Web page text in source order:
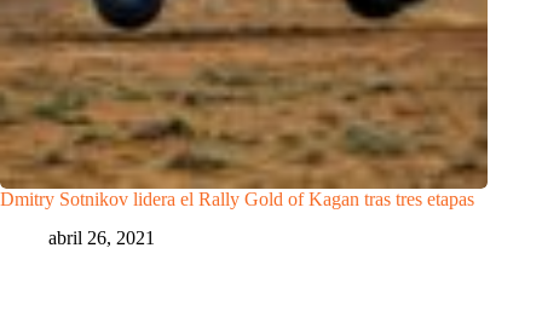
Dmitry Sotnikov lidera el Rally Gold of Kagan tras tres etapas
abril 26, 2021